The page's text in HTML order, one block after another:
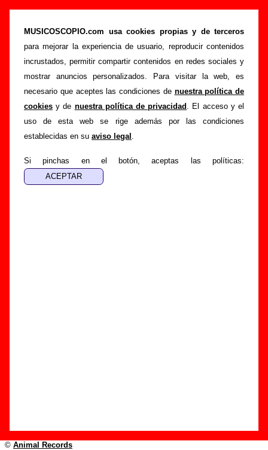
MUSICOSCOPIO.com usa cookies propias y de terceros
para mejorar la experiencia de usuario, reproducir contenidos
incrustados, permitir compartir contenidos en redes sociales y
mostrar anuncios personalizados. Para visitar la web, es
necesario que aceptes las condiciones de nuestra política de
cookies y de nuestra política de privacidad . El acceso y el
uso de esta web se rige además por las condiciones
establecidas en su aviso legal .
Si pinchas en el botón, aceptas las políticas:
“En CinemaScope” (CD, 1997) - La Ruta
Portada >La Ruta >Discografía > En CinemaScope
Esta página pretende recopilar todo tipo de información
sobre eldisco “En CinemaScope”, interpretado por
Ruta. Además del listado de canciones incluidas en el disco,
también se mostrarán en esta página otros tipos de
información a medida que estén disponibles: los datos
relacionados con su publicación, los créditos de la grabación
responsables de la grabación, las mezclas y la
masterización), información sobre otras ediciones en otros
© Animal Records